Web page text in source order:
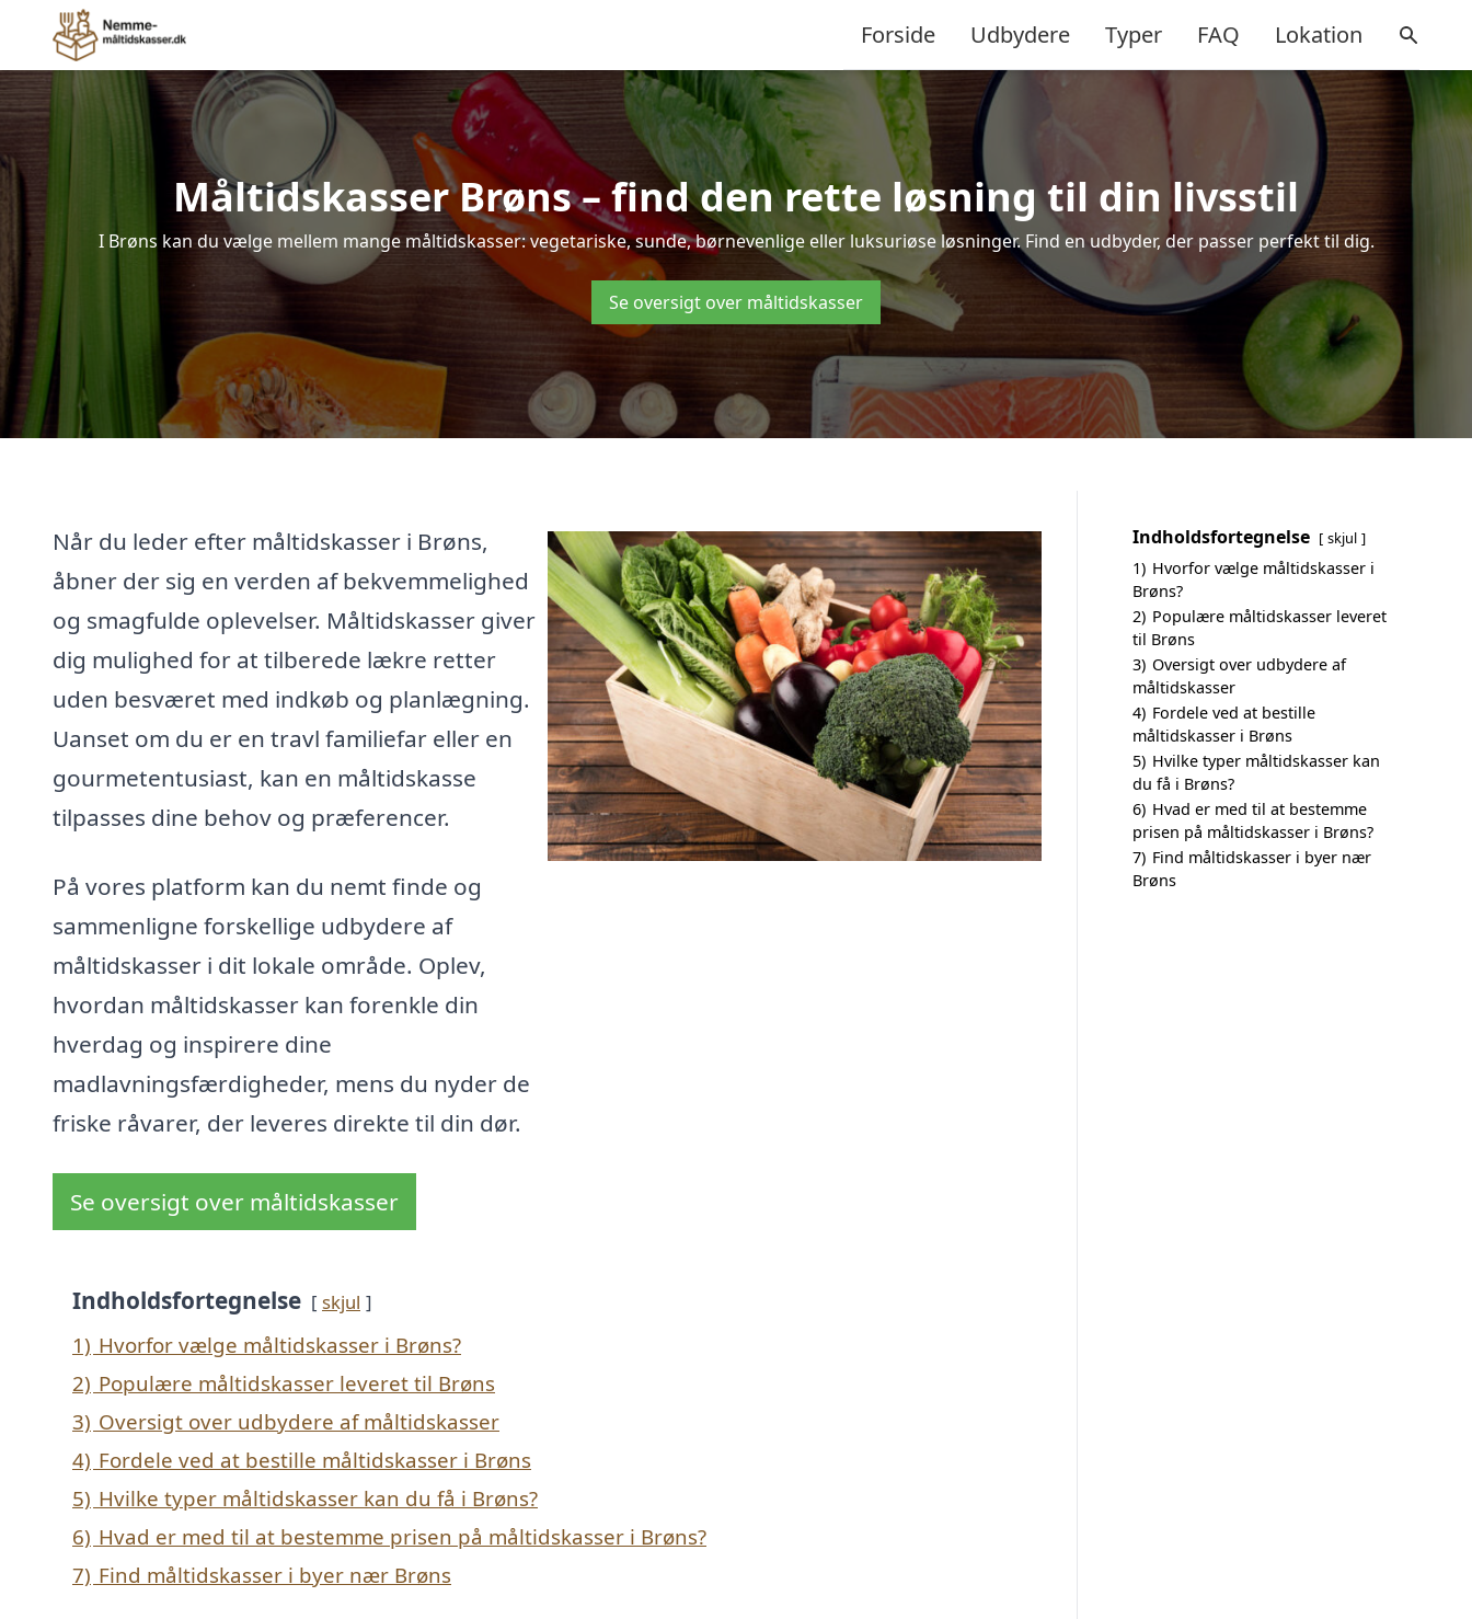
Forside Udbydere Typer FAQ Lokation
Måltidskasser Brøns – find den rette løsning til din livsstil
I Brøns kan du vælge mellem mange måltidskasser: vegetariske, sunde, børnevenlige eller luksuriøse løsninger. Find en udbyder, der passer perfekt til dig.
Se oversigt over måltidskasser
Når du leder efter måltidskasser i Brøns,
åbner der sig en verden af bekvemmelighed
og smagfulde oplevelser. Måltidskasser giver
dig mulighed for at tilberede lækre retter
uden besværet med indkøb og planlægning.
Uanset om du er en travl familiefar eller en
gourmetentusiast, kan en måltidskasse
tilpasses dine behov og præferencer.
På vores platform kan du nemt finde og
sammenligne forskellige udbydere af
måltidskasser i dit lokale område. Oplev,
hvordan måltidskasser kan forenkle din
hverdag og inspirere dine
madlavningsfærdigheder, mens du nyder de
friske råvarer, der leveres direkte til din dør.
Se oversigt over måltidskasser
Indholdsfortegnelse skjul
1) Hvorfor vælge måltidskasser i Brøns?
2) Populære måltidskasser leveret til Brøns
3) Oversigt over udbydere af måltidskasser
4) Fordele ved at bestille måltidskasser i Brøns
5) Hvilke typer måltidskasser kan du få i Brøns?
6) Hvad er med til at bestemme prisen på måltidskasser i Brøns?
7) Find måltidskasser i byer nær Brøns
Indholdsfortegnelse skjul
1) Hvorfor vælge måltidskasser i
Brøns?
2) Populære måltidskasser leveret
til Brøns
3) Oversigt over udbydere af
måltidskasser
4) Fordele ved at bestille
måltidskasser i Brøns
5) Hvilke typer måltidskasser kan
du få i Brøns?
6) Hvad er med til at bestemme
prisen på måltidskasser i Brøns?
7) Find måltidskasser i byer nær
Brøns